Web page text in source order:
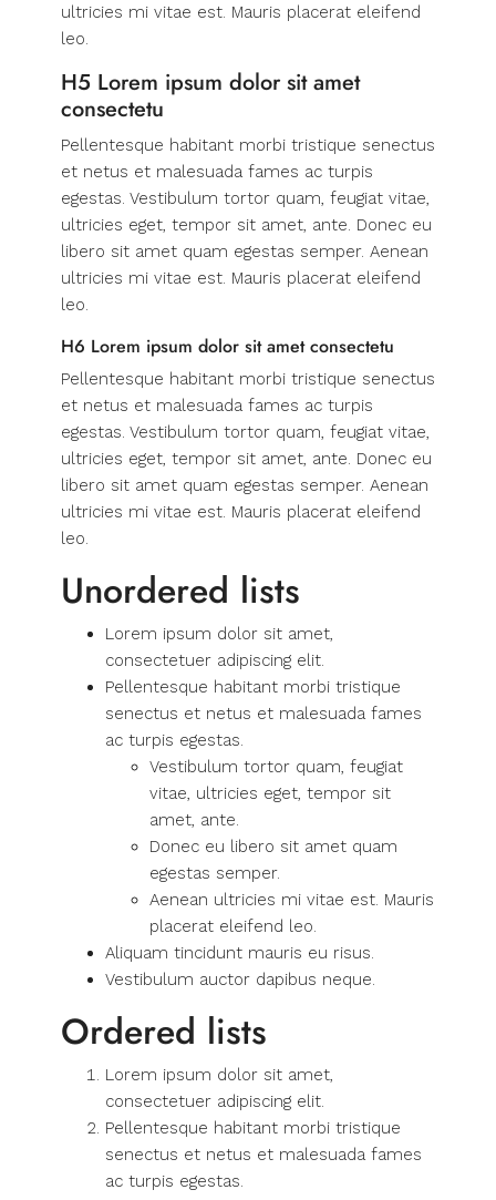
ultricies mi vitae est. Mauris placerat eleifend
leo.
H5 Lorem ipsum dolor sit amet
consectetu
Pellentesque habitant morbi tristique senectus
et netus et malesuada fames ac turpis
egestas. Vestibulum tortor quam, feugiat vitae,
ultricies eget, tempor sit amet, ante. Donec eu
libero sit amet quam egestas semper. Aenean
ultricies mi vitae est. Mauris placerat eleifend
leo.
H6 Lorem ipsum dolor sit amet consectetu
Pellentesque habitant morbi tristique senectus
et netus et malesuada fames ac turpis
egestas. Vestibulum tortor quam, feugiat vitae,
ultricies eget, tempor sit amet, ante. Donec eu
libero sit amet quam egestas semper. Aenean
ultricies mi vitae est. Mauris placerat eleifend
leo.
Unordered lists
Lorem ipsum dolor sit amet,
consectetuer adipiscing elit.
Pellentesque habitant morbi tristique
senectus et netus et malesuada fames
ac turpis egestas.
Vestibulum tortor quam, feugiat
vitae, ultricies eget, tempor sit
amet, ante.
Donec eu libero sit amet quam
egestas semper.
Aenean ultricies mi vitae est. Mauris
placerat eleifend leo.
Aliquam tincidunt mauris eu risus.
Vestibulum auctor dapibus neque.
Ordered lists
Lorem ipsum dolor sit amet,
consectetuer adipiscing elit.
Pellentesque habitant morbi tristique
senectus et netus et malesuada fames
ac turpis egestas.